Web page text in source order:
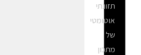
תזונתי
אוטומטי
של
מתכון